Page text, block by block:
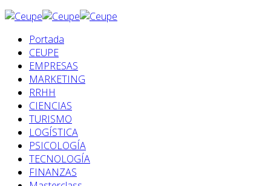
Portada
CEUPE
EMPRESAS
MARKETING
RRHH
CIENCIAS
TURISMO
LOGÍSTICA
PSICOLOGÍA
TECNOLOGÍA
FINANZAS